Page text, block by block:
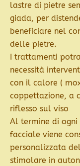
lastre di pietre
giada, per
beneficiare nel
delle pietre.
I trattamenti
necessità
con il calore (
coppettazione, a
riflesso sul viso
Al termine di
facciale viene
personalizzata
stimolare in